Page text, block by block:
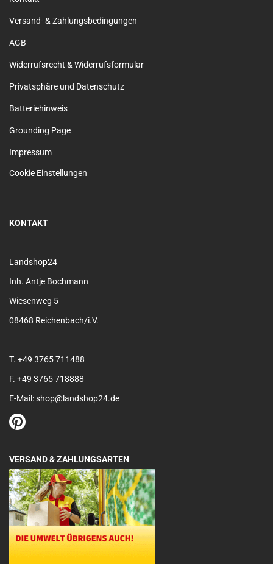
Versand- & Zahlungsbedingungen
AGB
Widerrufsrecht & Widerrufsformular
Privatsphäre und Datenschutz
Batteriehinweis
Grounding Page
Impressum
Cookie Einstellungen
KONTAKT
Landshop24
Inh. Antje Bochmann
Wiesenweg 5
08468 Reichenbach/i.V.
T. +49 3765 711488
F. +49 3765 718888
E-Mail: shop@landshop24.de
VERSAND & ZAHLUNGSARTEN